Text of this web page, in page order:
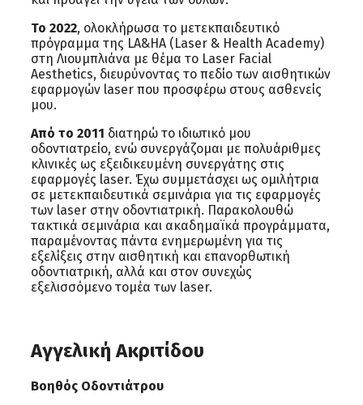
Το 2022, ολοκλήρωσα το μετεκπαιδευτικό
πρόγραμμα της LA&HA (Laser & Health Academy)
στη Λιουμπλιάνα με θέμα το Laser Facial
Aesthetics, διευρύνοντας το πεδίο των αισθητικών
εφαρμογών laser που προσφέρω στους ασθενείς
μου.
Από το 2011 διατηρώ το ιδιωτικό μου
οδοντιατρείο, ενώ συνεργάζομαι με πολυάριθμες
κλινικές ως εξειδικευμένη συνεργάτης στις
εφαρμογές laser. Έχω συμμετάσχει ως ομιλήτρια
σε μετεκπαιδευτικά σεμινάρια για τις εφαρμογές
των laser στην οδοντιατρική. Παρακολουθώ
τακτικά σεμινάρια και ακαδημαϊκά προγράμματα,
παραμένοντας πάντα ενημερωμένη για τις
εξελίξεις στην αισθητική και επανορθωτική
οδοντιατρική, αλλά και στον συνεχώς
εξελισσόμενο τομέα των laser.
Αγγελική Ακριτίδου
Βοηθός Οδοντιάτρου